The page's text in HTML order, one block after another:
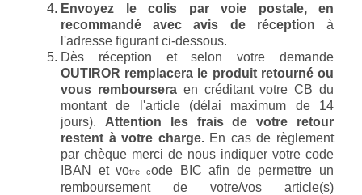
Envoyez le colis par voie postale, en
recommandé avec avis de réception à
l'adresse figurant ci-dessous.
Dès réception et selon votre demande
OUTIROR remplacera le produit retourné ou
vous rembourseraen créditant votre CB du
montant de l'article (délai maximum de 14
jours). Attention les frais de votre retour
restent à votre charge.En cas de règlement
par chèque merci de nous indiquer votre code
IBAN et votre code BIC afin de permettre un
remboursement de votre/vos article(s)